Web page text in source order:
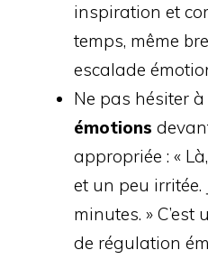
inspiration et
temps, même
escalade
Ne pas hésiter à
émotions
appropriée : «
et un peu irritée.
minutes. »
de régulation